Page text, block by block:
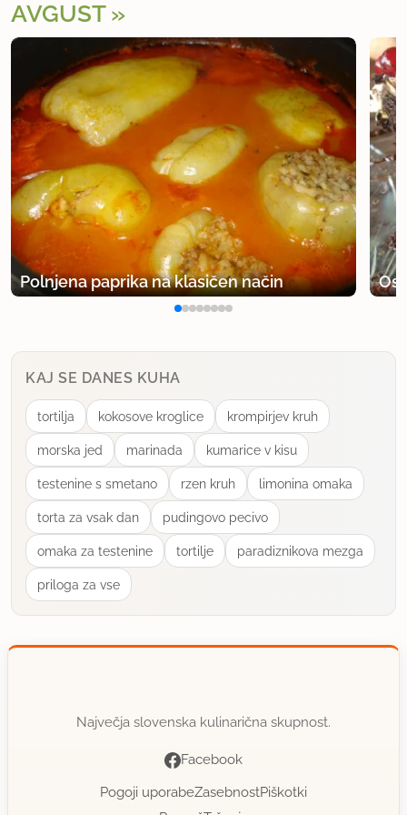
AVGUST
Polnjena paprika na klasičen način
KAJ SE DANES KUHA
tortilja kokosove kroglice krompirjev kruh
morska jed marinada kumarice v kisu
testenine s smetano rzen kruh limonina omaka
torta za vsak dan pudingovo pecivo
omaka za testenine tortilje paradiznikova mezga
priloga za vse
Največja slovenska kulinarična skupnost.
Facebook
Pogoji uporabeZasebnostPiškotki